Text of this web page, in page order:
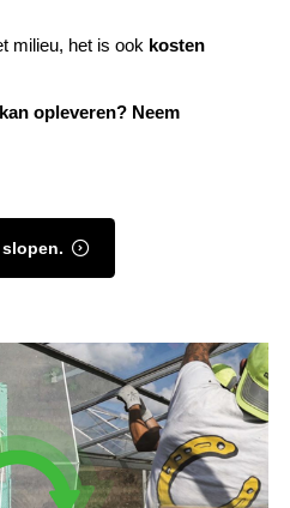
milieu, het is ook kosten
opleveren? Neem